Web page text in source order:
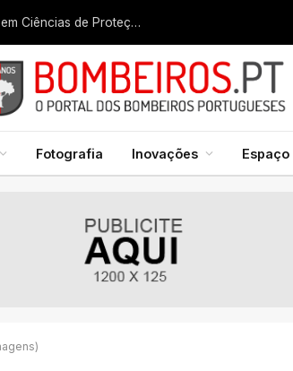
Liga dos Bombeiros quer fazer nascer licenciatura em Ciências de Proteção Civil e Bombeiros
Fotografia Inovações